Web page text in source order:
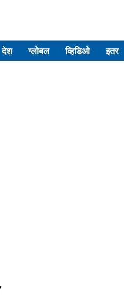
देश ग्लोबल व्हिडिओ इतर